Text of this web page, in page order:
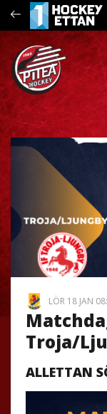
LÖR 18 JAN
Troja/
ALLETTAN